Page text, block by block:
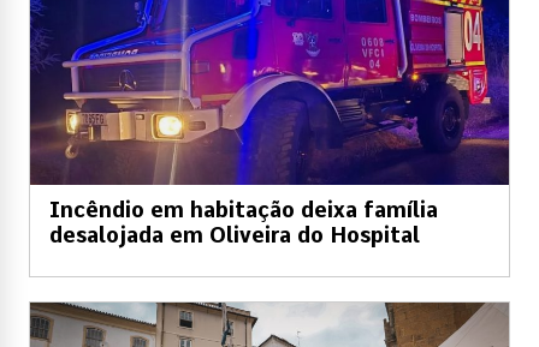
Incêndio em habitação deixa família
desalojada em Oliveira do Hospital